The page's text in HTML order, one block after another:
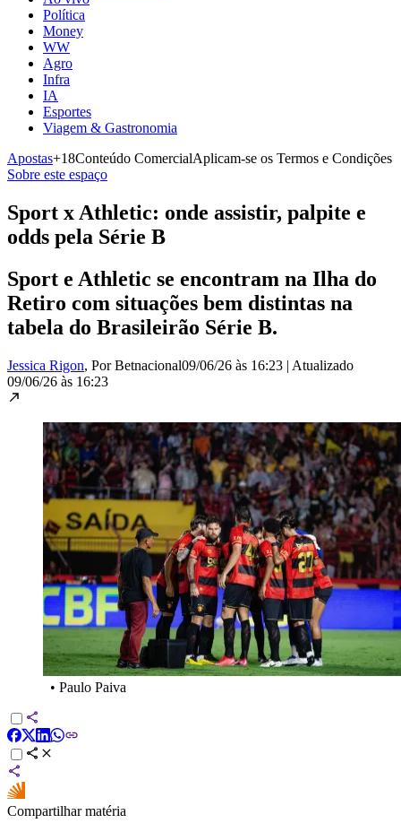
Política
Money
WW
Agro
Infra
IA
Esportes
Viagem & Gastronomia
Apostas+18Conteúdo ComercialAplicam-se os Termos e Condições
Sobre este espaço
Sport x Athletic: onde assistir, palpite e
odds pela Série B
Sport e Athletic se encontram na Ilha do
Retiro com situações bem distintas na
tabela do Brasileirão Série B.
Jessica Rigon, Por Betnacional09/06/26 às 16:23 | Atualizado
09/06/26 às 16:23
• Paulo Paiva
Compartilhar matéria